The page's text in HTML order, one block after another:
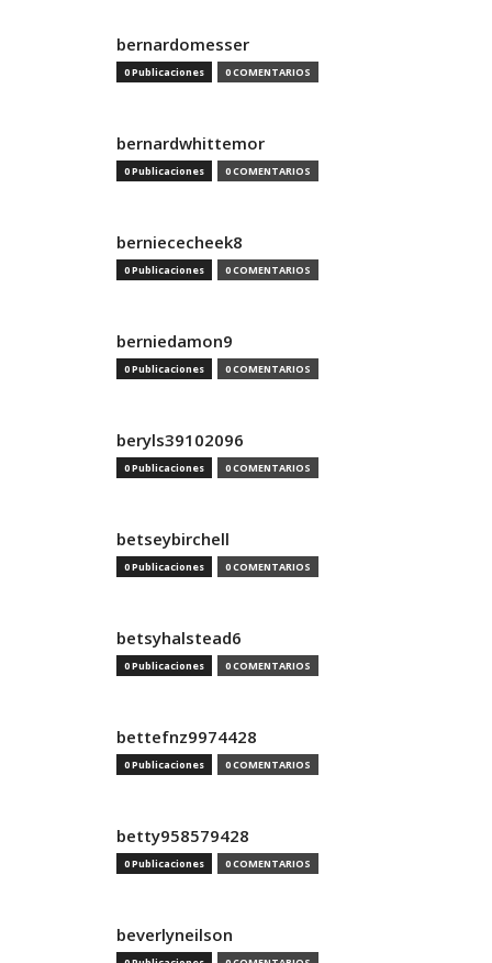
bernardomesser
0 Publicaciones 0 COMENTARIOS
bernardwhittemor
0 Publicaciones 0 COMENTARIOS
berniececheek8
0 Publicaciones 0 COMENTARIOS
berniedamon9
0 Publicaciones 0 COMENTARIOS
beryls39102096
0 Publicaciones 0 COMENTARIOS
betseybirchell
0 Publicaciones 0 COMENTARIOS
betsyhalstead6
0 Publicaciones 0 COMENTARIOS
bettefnz9974428
0 Publicaciones 0 COMENTARIOS
betty958579428
0 Publicaciones 0 COMENTARIOS
beverlyneilson